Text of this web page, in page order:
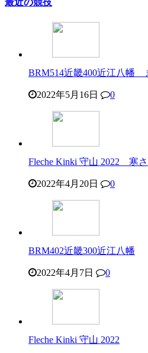
最近の競技
BRM514近畿400近江八幡
2022年5月16日 0
Fleche Kinki 守山 2022 寒
2022年4月20日 0
BRM402近畿300近江八幡
2022年4月7日 0
Fleche Kinki 守山 2022